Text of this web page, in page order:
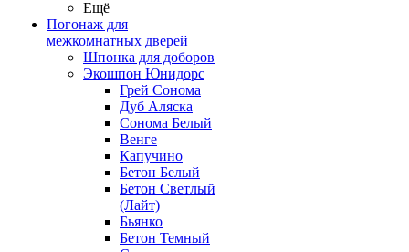
Ещё
Погонаж для
межкомнатных дверей
Шпонка для доборов
Экошпон Юнидорс
Грей Сонома
Дуб Аляска
Сонома Белый
Венге
Капучино
Бетон Белый
Бетон Светлый
(Лайт)
Бьянко
Бетон Темный